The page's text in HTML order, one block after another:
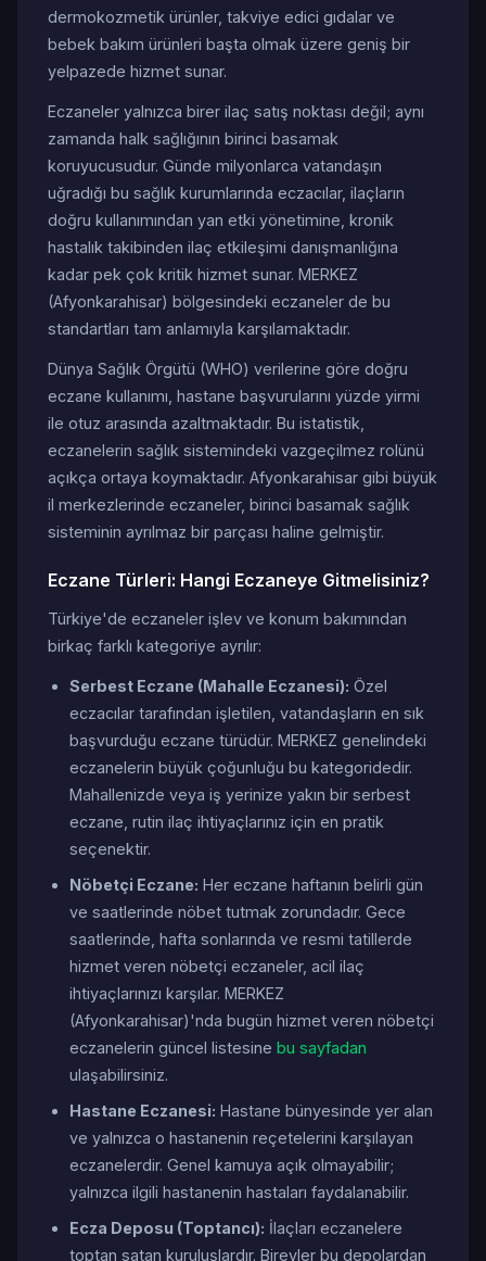
dermokozmetik ürünler, takviye edici gıdalar ve
bebek bakım ürünleri başta olmak üzere geniş bir
yelpazede hizmet sunar.
Eczaneler yalnızca birer ilaç satış noktası değil; aynı
zamanda halk sağlığının birinci basamak
koruyucusudur. Günde milyonlarca vatandaşın
uğradığı bu sağlık kurumlarında eczacılar, ilaçların
doğru kullanımından yan etki yönetimine, kronik
hastalık takibinden ilaç etkileşimi danışmanlığına
kadar pek çok kritik hizmet sunar. MERKEZ
(Afyonkarahisar) bölgesindeki eczaneler de bu
standartları tam anlamıyla karşılamaktadır.
Dünya Sağlık Örgütü (WHO) verilerine göre doğru
eczane kullanımı, hastane başvurularını yüzde yirmi
ile otuz arasında azaltmaktadır. Bu istatistik,
eczanelerin sağlık sistemindeki vazgeçilmez rolünü
açıkça ortaya koymaktadır. Afyonkarahisar gibi büyük
il merkezlerinde eczaneler, birinci basamak sağlık
sisteminin ayrılmaz bir parçası haline gelmiştir.
Eczane Türleri: Hangi Eczaneye Gitmelisiniz?
Türkiye'de eczaneler işlev ve konum bakımından
birkaç farklı kategoriye ayrılır:
Serbest Eczane (Mahalle Eczanesi): Özel
eczacılar tarafından işletilen, vatandaşların en sık
başvurduğu eczane türüdür. MERKEZ genelindeki
eczanelerin büyük çoğunluğu bu kategoridedir.
Mahallenizde veya iş yerinize yakın bir serbest
eczane, rutin ilaç ihtiyaçlarınız için en pratik
seçenektir.
Nöbetçi Eczane: Her eczane haftanın belirli gün
ve saatlerinde nöbet tutmak zorundadır. Gece
saatlerinde, hafta sonlarında ve resmi tatillerde
hizmet veren nöbetçi eczaneler, acil ilaç
ihtiyaçlarınızı karşılar. MERKEZ
(Afyonkarahisar)'nda bugün hizmet veren nöbetçi
eczanelerin güncel listesine bu sayfadan
ulaşabilirsiniz.
Hastane Eczanesi: Hastane bünyesinde yer alan
ve yalnızca o hastanenin reçetelerini karşılayan
eczanelerdir. Genel kamuya açık olmayabilir;
yalnızca ilgili hastanenin hastaları faydalanabilir.
Ecza Deposu (Toptancı): İlaçları eczanelere
toptan satan kuruluşlardır. Bireyler bu depolardan